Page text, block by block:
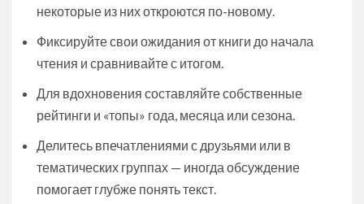
некоторые из них откроются по-новому.
Фиксируйте свои ожидания от книги до начала
чтения и сравнивайте с итогом.
Для вдохновения составляйте собственные
рейтинги и «топы» года, месяца или сезона.
Делитесь впечатлениями с друзьями или в
тематических группах — иногда обсуждение
помогает глубже понять текст.